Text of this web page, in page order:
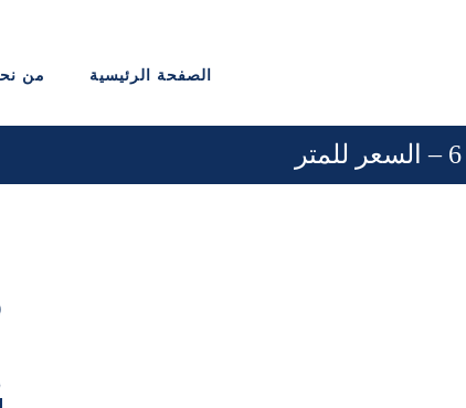
الصفحة الرئيسية من